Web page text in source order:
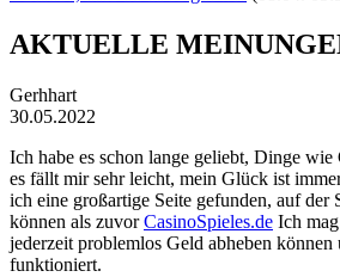
AKTUELLE
Gerhhart
30.05.2022
Ich habe es schon lange geliebt, Dinge
es fällt mir sehr leicht, mein Glück ist
ich eine großartige Seite gefunden, auf der
können als zuvorCasinoSpieles.de Ich
jederzeit problemlos Geld abheben können
funktioniert.